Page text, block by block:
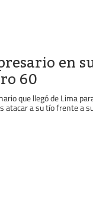
en
60
que llegó de Lima
atacar a su tío frente a